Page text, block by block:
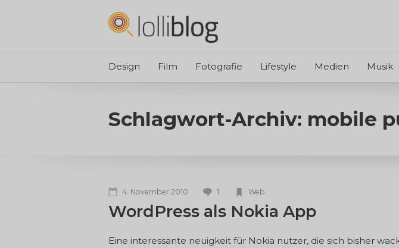
Design Film Fotografie Lifestyle Medien Musik
Schlagwort-Archiv: mobile
4. November 2010 1 Web
WordPress als Nokia App
Eine interessante neuigkeit für Nokia nutzer, die sich bisher